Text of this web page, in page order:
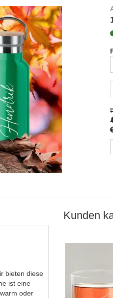
bieten diese
ist eine
oder
Kunden